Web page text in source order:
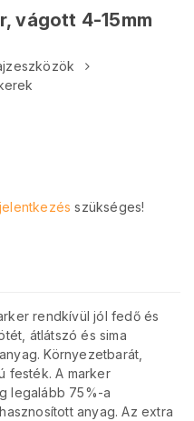
vágott 4-15mm
szükséges!
rendkívül jól fedő és
átlátszó és sima
Környezetbarát,
festék. A marker
legalább 75%-a
anyag. Az extra